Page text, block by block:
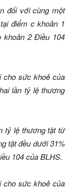
đối với cùng một
điểm c khoản 1
khoản 2 Điều 104
cho sức khoẻ của
lần tỷ lệ thương
tỷ lệ thương tật từ
tật đều dưới 31%
104 của BLHS.
cho sức khoẻ của